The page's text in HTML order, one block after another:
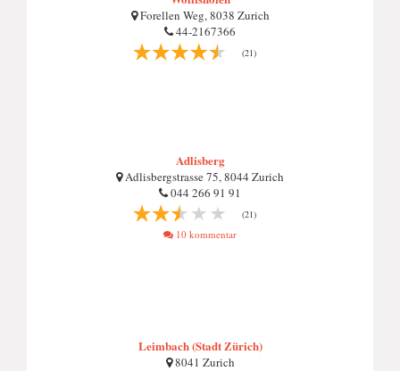
Forellen Weg, 8038 Zurich
44-2167366
(21)
Adlisberg
Adlisbergstrasse 75, 8044 Zurich
044 266 91 91
(21)
10 kommentar
Leimbach (Stadt Zürich)
8041 Zurich